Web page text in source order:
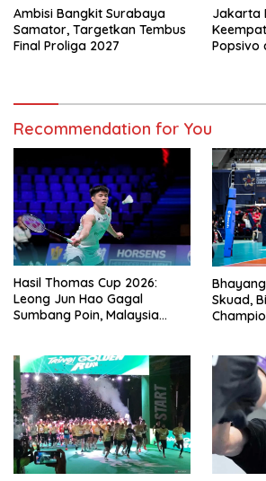
Ambisi Bangkit Surabaya
Samator, Targetkan Tembus
Final Proliga 2027
Jakarta
Popsivo
Recommendation for You
Hasil Thomas Cup 2026:
Leong Jun Hao Gagal
Sumbang Poin, Malaysia
Skuad,